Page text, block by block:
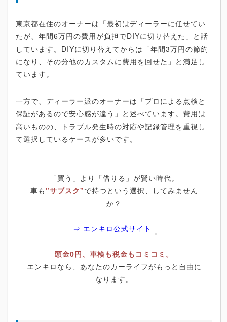
東京都在住のオーナーは「最初はディーラーに任せてい
たが、年間6万円の費用が負担でDIYに切り替えた」と話
しています。DIYに切り替えてからは「年間3万円の節約
になり、その分他のカスタムに費用を回せた」と満足し
ています。
一方で、ディーラー派のオーナーは「プロによる点検と
保証があるので安心感が違う」と述べています。費用は
高いものの、トラブル発生時の対応や記録管理を重視し
て選択しているケースが多いです。
「買う」より「借りる」が賢い時代。
車も"サブスク"で持つという選択、してみません
か？
⇒ エンキロ公式サイト
頭金0円、車検も税金もコミコミ。
エンキロなら、あなたのカーライフがもっと自由に
なります。